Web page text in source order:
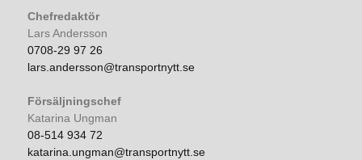
Chefredaktör
Lars Andersson
0708-29 97 26
lars.andersson@transportnytt.se
Försäljningschef
Katarina Ungman
08-514 934 72
katarina.ungman@transportnytt.se